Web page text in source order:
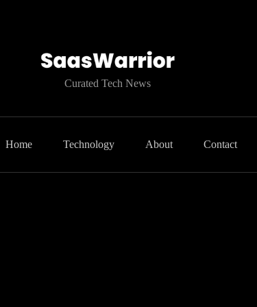
Curated Tech News
Home Technology About Contact